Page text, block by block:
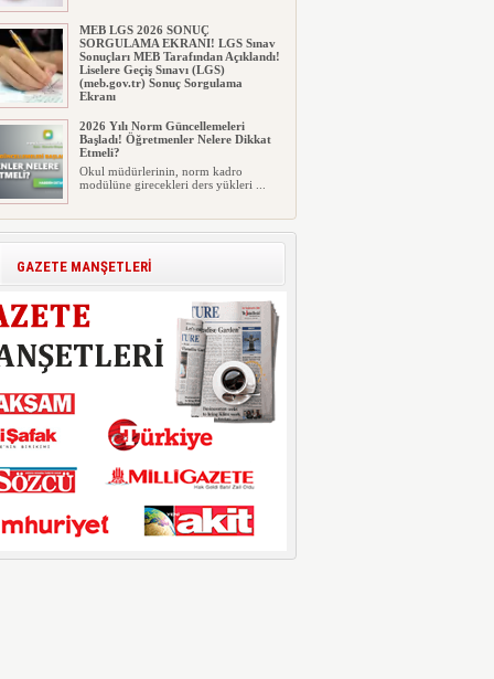
MEB LGS 2026 SONUÇ
SORGULAMA EKRANI! LGS Sınav
Sonuçları MEB Tarafından Açıklandı!
Liselere Geçiş Sınavı (LGS)
(meb.gov.tr) Sonuç Sorgulama
Ekranı
Milyonlarca öğrenci için ...
2026 Yılı Norm Güncellemeleri
Başladı! Öğretmenler Nelere Dikkat
Etmeli?
Okul müdürlerinin, norm kadro
modülüne girecekleri ders yükleri ...
Polis Akademisi İç Güvenlik
Fakültesine 350 Öğrenci Alınacak
Güvenlik Fakültesi'ne 2026 yıl...
E-Devlet Unutulan Para Sorgulaması
Başladı: Unuttuğunuz Paralar
Ortaya Çıkabilir, Mirasçıları da
İlgilendiriyor
Dijital ödeme alışkanlıklarının
yaygınlaşmasıyla birlikte elektr...
İşte Okullarda Öğrencilerin
Kıyafet/Formalarının Belirlenmesine
Dair Usul ve Esaslar
Genel Müdürlüğü 22.07.2026 ...
Motorine Gece Yarısı Büyük İndirim
ABD-İran arasında yeniden diplomasi
yürütüleceği sinyallerinin p...
GAZETE MANŞETLERİ